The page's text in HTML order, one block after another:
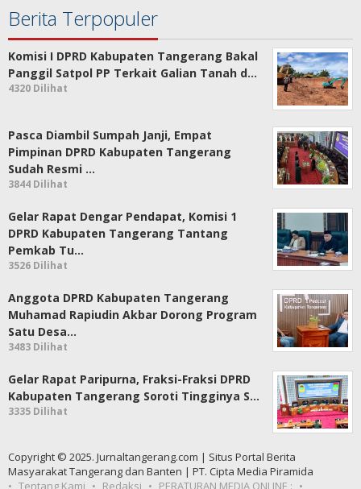
Berita Terpopuler
Komisi I DPRD Kabupaten Tangerang Bakal
Panggil Satpol PP Terkait Galian Tanah d…
4320 Dilihat
Pasca Diambil Sumpah Janji, Empat
Pimpinan DPRD Kabupaten Tangerang
Sudah Resmi …
3844 Dilihat
Gelar Rapat Dengar Pendapat, Komisi 1
DPRD Kabupaten Tangerang Tantang
Pemkab Tu…
3526 Dilihat
Anggota DPRD Kabupaten Tangerang
Muhamad Rapiudin Akbar Dorong Program
Satu Desa…
3483 Dilihat
Gelar Rapat Paripurna, Fraksi-Fraksi DPRD
Kabupaten Tangerang Soroti Tingginya S…
3335 Dilihat
Copyright © 2025. Jurnaltangerang.com | Situs Portal Berita
Masyarakat Tangerang dan Banten | PT. Cipta Media Piramida
Tentang Kami
Redaksi PERATURAN MEDIA ONLINE :